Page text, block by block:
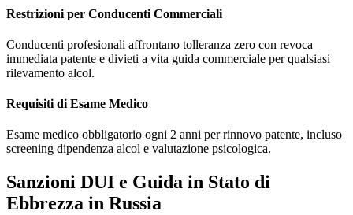
Restrizioni per Conducenti Commerciali
Conducenti profesionali affrontano tolleranza zero con revoca
immediata patente e divieti a vita guida commerciale per qualsiasi
rilevamento alcol.
Requisiti di Esame Medico
Esame medico obbligatorio ogni 2 anni per rinnovo patente, incluso
screening dipendenza alcol e valutazione psicologica.
Sanzioni DUI e Guida in Stato di
Ebbrezza in Russia